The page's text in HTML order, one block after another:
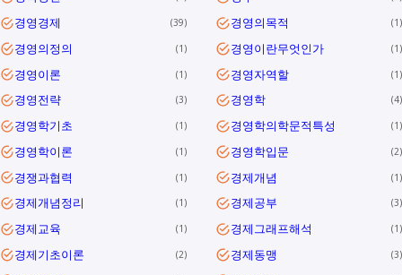
경영경제 39 경영의목적 1
경영의정의 1 경영이란무엇인가 1
경영이론 1 경영자역할 1
경영전략 3 경영학 4
경영학기초 1 경영학의학문적특성 1
경영학이론 1 경영학입문 2
경쟁과협력 1 경제개념 1
경제개념정리 1 경제공부 3
경제교육 1 경제그래프해석 1
경제기초이론 2 경제동맹 3